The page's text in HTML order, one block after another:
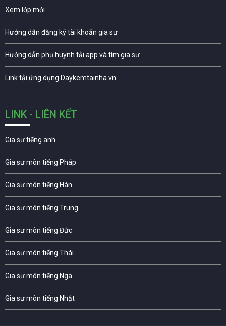
Xem lớp mới
Hướng dẫn đăng ký tài khoản gia sư
Hướng dẫn phụ huynh tải app và tìm gia sư
Link tải ứng dụng Daykemtainha.vn
LINK - LIÊN KẾT
Gia sư tiếng anh
Gia sư môn tiếng Pháp
Gia sư môn tiếng Hàn
Gia sư môn tiếng Trung
Gia sư môn tiếng Đức
Gia sư môn tiếng Thái
Gia sư môn tiếng Nga
Gia sư môn tiếng Nhật